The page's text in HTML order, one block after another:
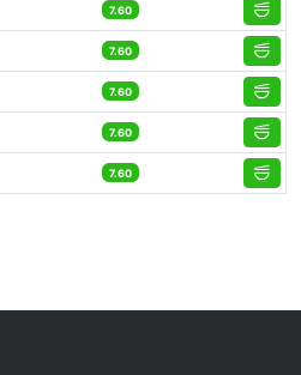
7.60
7.60
7.60
7.60
7.60